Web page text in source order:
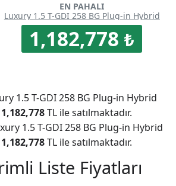
EN PAHALI
Luxury 1.5 T-GDI 258 BG Plug-in Hybrid
1,182,778₺
1.5 T-GDI 258 BG Plug-in Hybrid
1,182,778TL ile satılmaktadır.
1.5 T-GDI 258 BG Plug-in Hybrid
1,182,778TL ile satılmaktadır.
Liste Fiyatları